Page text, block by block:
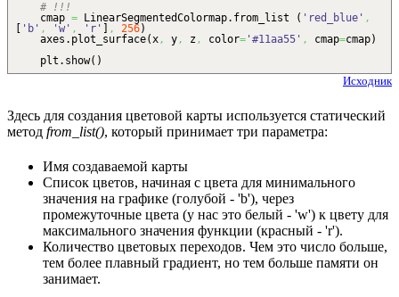
# !!!
cmap = LinearSegmentedColormap. from_list ( 'red_blue' ,
'b' , 'w' , 'r' , 256)
axes. plot_surface(x, y, z , color= '#11aa55' , cmap=cmap)
plt. show( )
Исходник
Здесь для создания цветовой карты используется статический
метод from_list(), который принимает три параметра:
Имя создаваемой карты
Список цветов, начиная с цвета для минимального
значения на графике (голубой - 'b'), через
промежуточные цвета (у нас это белый - 'w') к цвету для
максимального значения функции (красный - 'r').
Количество цветовых переходов. Чем это число больше,
тем более плавный градиент, но тем больше памяти он
занимает.